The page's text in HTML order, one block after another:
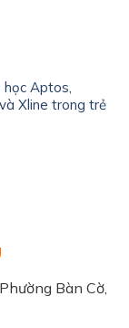
học Aptos,
Xline trong trẻ
Bàn Cờ,